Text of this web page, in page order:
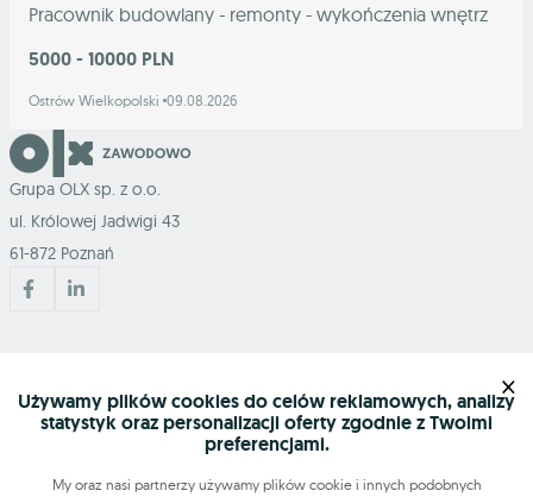
Pracownik budowlany - remonty - wykończenia wnętrz
5000 - 10000 PLN
Ostrów Wielkopolski 09.08.2026
Grupa OLX sp. z o.o.
ul. Królowej Jadwigi 43
61-872 Poznań
Używamy plików cookies do celów reklamowych, analizy
statystyk oraz personalizacji oferty zgodnie z Twoimi
preferencjami.
My oraz nasi partnerzy używamy plików cookie i innych podobnych
×